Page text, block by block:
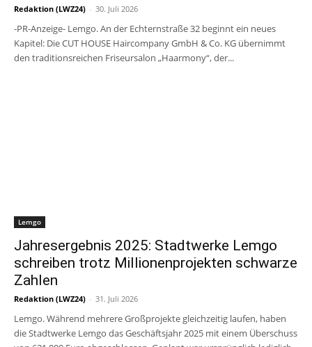
Redaktion (LWZ24) - 30. Juli 2026
-PR-Anzeige- Lemgo. An der Echternstraße 32 beginnt ein neues
Kapitel: Die CUT HOUSE Haircompany GmbH & Co. KG übernimmt
den traditionsreichen Friseursalon „Haarmony“, der...
Lemgo
Jahresergebnis 2025: Stadtwerke Lemgo
schreiben trotz Millionenprojekten schwarze
Zahlen
Redaktion (LWZ24) - 31. Juli 2026
Lemgo. Während mehrere Großprojekte gleichzeitig laufen, haben
die Stadtwerke Lemgo das Geschäftsjahr 2025 mit einem Überschuss